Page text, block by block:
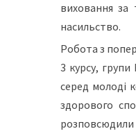
виховання за
насильство.
Робота з
3 курсу,
серед молоді
здорового
розповсюдили